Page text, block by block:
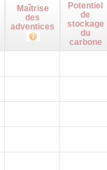
Maîtrise
des
adventices
Potentiel
de
stockage
du
carbone